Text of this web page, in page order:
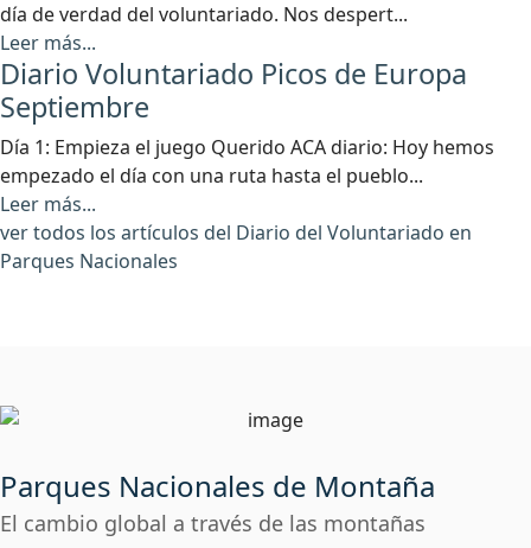
día de verdad del voluntariado. Nos despert...
Leer más...
Diario Voluntariado Picos de Europa
Septiembre
Día 1: Empieza el juego Querido ACA diario: Hoy hemos
empezado el día con una ruta hasta el pueblo...
Leer más...
ver todos los artículos del Diario del Voluntariado en
Parques Nacionales
Parques Nacionales de Montaña
El cambio global a través de las montañas